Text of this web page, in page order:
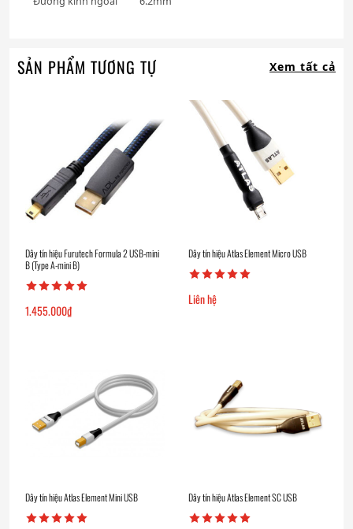
SẢN PHẨM TƯƠNG TỰ Xem tất cả
Dây tín hiệu Furutech Formula 2 USB-mini
B (Type A-mini B)
1.455.000₫
Dây tín hiệu Atlas Element Micro USB
Liên hệ
Dây tín hiệu Atlas Element Mini USB Dây tín hiệu Atlas Element SC USB